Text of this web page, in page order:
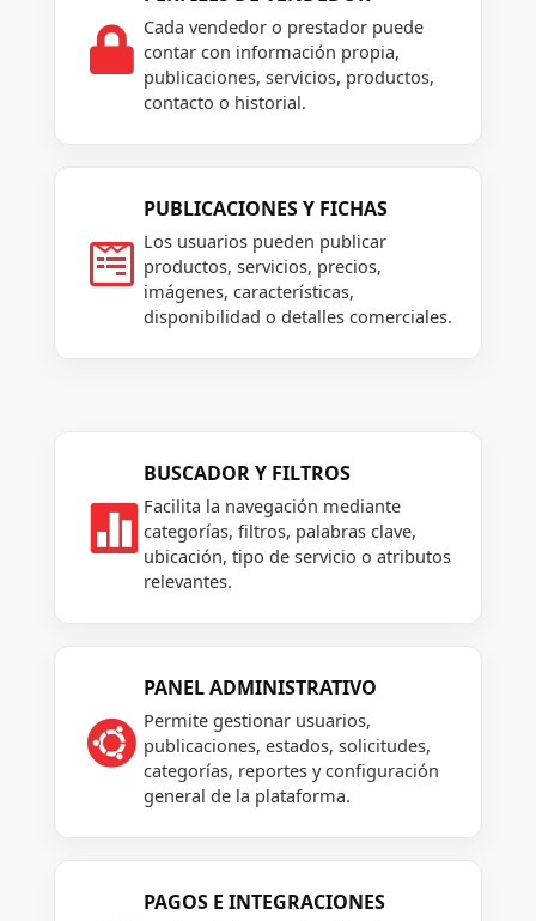
 Cada vendedor o prestador puede
contar con información propia,
publicaciones, servicios, productos,
contacto o historial.

PUBLICACIONES Y FICHAS
Los usuarios pueden publicar
productos, servicios, precios,
imágenes, características,
disponibilidad o detalles comerciales.

BUSCADOR Y FILTROS
Facilita la navegación mediante
categorías, filtros, palabras clave,
ubicación, tipo de servicio o atributos
relevantes.

PANEL ADMINISTRATIVO
Permite gestionar usuarios,
publicaciones, estados, solicitudes,
categorías, reportes y configuración
general de la plataforma.
PAGOS E INTEGRACIONES